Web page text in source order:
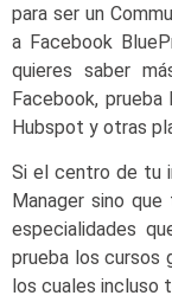
para ser un
a Facebook
quieres saber
Facebook,
Hubspot y otras
Si el centro de tu
Manager sino
especialidades
prueba los
los cuales incluso